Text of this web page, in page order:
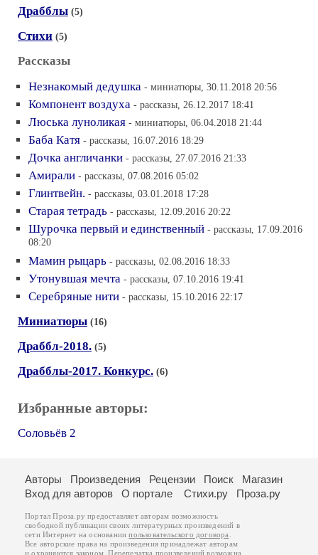
Драбблы (5)
Стихи (5)
Рассказы
Незнакомый дедушка - миниатюры, 30.11.2018 20:56
Компонент воздуха - рассказы, 26.12.2017 18:41
Люська луноликая - миниатюры, 06.04.2018 21:44
Баба Катя - рассказы, 16.07.2016 18:29
Дочка англичанки - рассказы, 27.07.2016 21:33
Амирали - рассказы, 07.08.2016 05:02
Глинтвейн. - рассказы, 03.01.2018 17:28
Старая тетрадь - рассказы, 12.09.2016 20:22
Шурочка первый и единственный - рассказы, 17.09.2016
08:20
Мамин рыцарь - рассказы, 02.08.2016 18:33
Утонувшая мечта - рассказы, 07.10.2016 19:41
Серебряные нити - рассказы, 15.10.2016 22:17
Миниатюры (16)
Драббл-2018. (5)
Драбблы-2017. Конкурс. (6)
Избранные авторы:
Соловьёв 2
Авторы Произведения Рецензии Поиск
Магазин
Вход для авторов
О портале Стихи.ру Проза.ру
Портал Проза.ру предоставляет авторам возможность
свободной публикации своих литературных произведений в
сети Интернет на основаниипользовательского договора
Все авторские права на произведения принадлежат авторам
и охраняются законом . Перепечатка произведений возможна